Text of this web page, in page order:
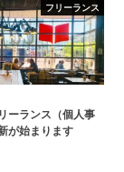
フリーランス
ーランス（個人事
が始まります